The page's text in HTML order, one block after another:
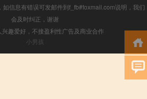
如信息有错误可发邮件到f_fb#foxmail.com说明，我们
会及时纠正，谢谢
趣爱好，不接盈利性广告及商业合作
小男孩